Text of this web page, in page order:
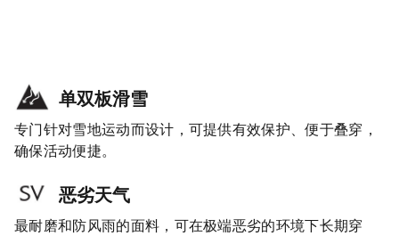
单双板滑雪
专门针对雪地运动而设计，可提供有效保护、便于叠穿，
确保活动便捷。
恶劣天气
最耐磨和防风雨的面料，可在极端恶劣的环境下长期穿